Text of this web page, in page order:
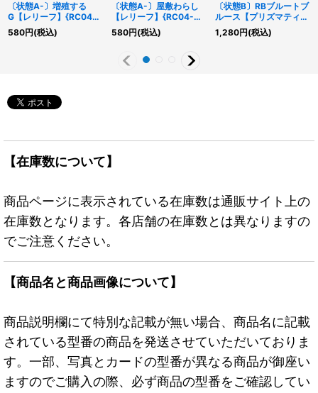
〔状態A-〕増殖する
G【レリーフ】{RC04-
JP005}《モンスター》
580円(税込)
〔状態A-〕屋敷わらし
【レリーフ】{RC04-
JP012}《モンスター》
580円(税込)
〔状態B〕RBブルートブ
ルース【プリズマティッ
クシークレット】
{WPP7-JP019}《リン
1,280円(税込)
【在庫数について】
商品ページに表示されている在庫数は通販サイト上の
在庫数となります。各店舗の在庫数とは異なりますの
でご注意ください。
【商品名と商品画像について】
商品説明欄にて特別な記載が無い場合、商品名に記載
されている型番の商品を発送させていただいておりま
す。一部、写真とカードの型番が異なる商品が御座い
ますのでご購入の際、必ず商品の型番をご確認してい